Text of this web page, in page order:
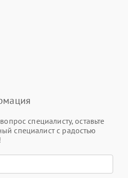
специалисту, оставьте
специалист с радостью